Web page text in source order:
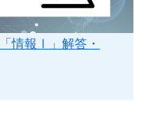
情報Ⅰ」解答・